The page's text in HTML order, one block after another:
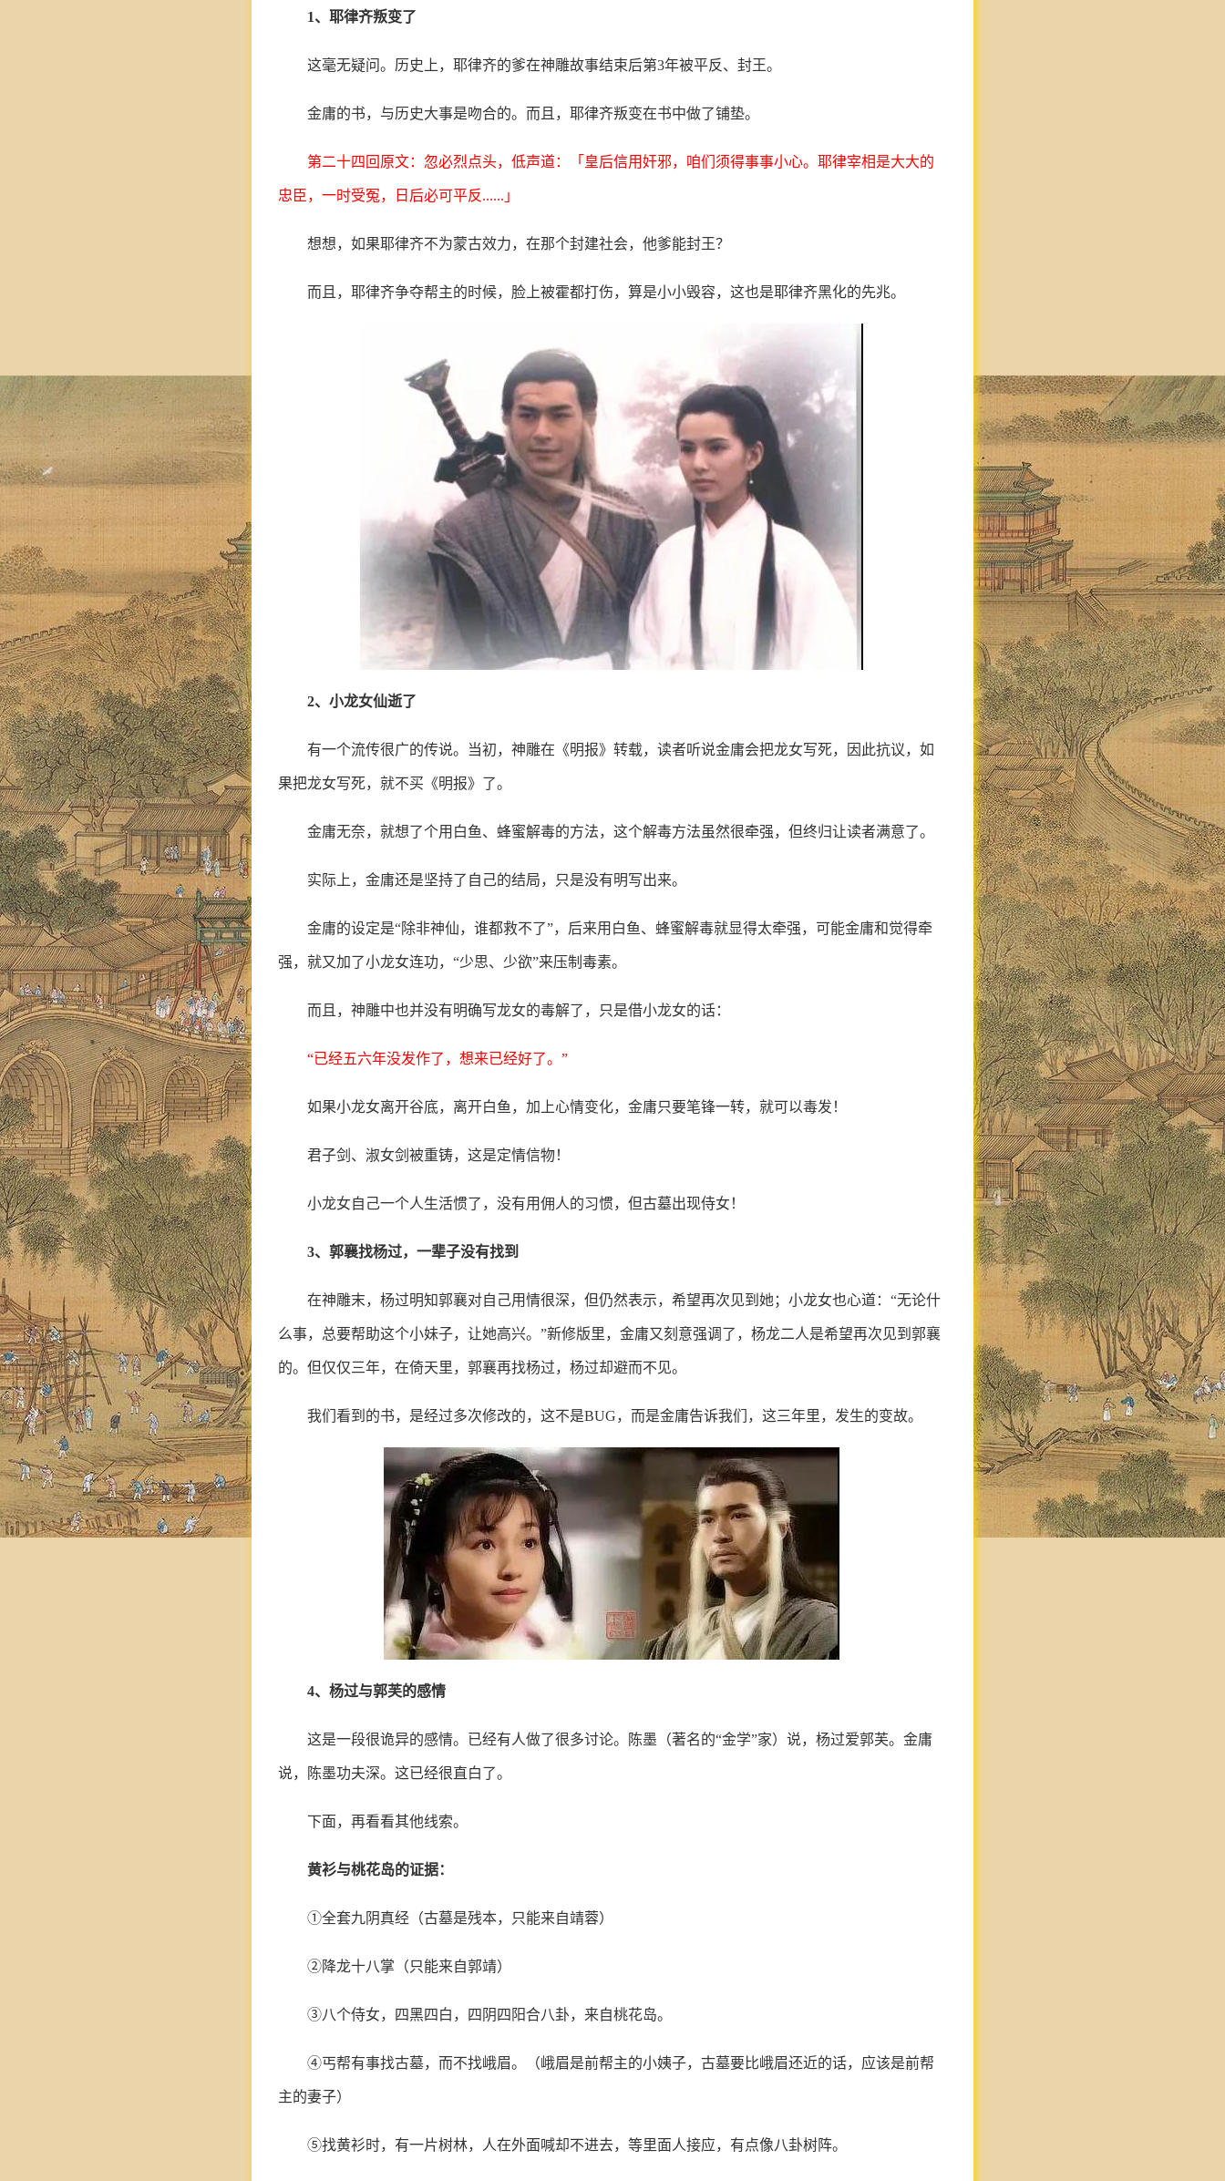
1、耶律齐叛变了
这毫无疑问。历史上，耶律齐的爹在神雕故事结束后第3年被平反、封王。
金庸的书，与历史大事是吻合的。而且，耶律齐叛变在书中做了铺垫。
第二十四回原文：忽必烈点头，低声道：「皇后信用奸邪，咱们须得事事小心。耶律宰相是大大的
忠臣，一时受冤，日后必可平反......」
想想，如果耶律齐不为蒙古效力，在那个封建社会，他爹能封王？
而且，耶律齐争夺帮主的时候，脸上被霍都打伤，算是小小毁容，这也是耶律齐黑化的先兆。
2、小龙女仙逝了
有一个流传很广的传说。当初，神雕在《明报》转载，读者听说金庸会把龙女写死，因此抗议，如
果把龙女写死，就不买《明报》了。
金庸无奈，就想了个用白鱼、蜂蜜解毒的方法，这个解毒方法虽然很牵强，但终归让读者满意了。
实际上，金庸还是坚持了自己的结局，只是没有明写出来。
金庸的设定是“除非神仙，谁都救不了”，后来用白鱼、蜂蜜解毒就显得太牵强，可能金庸和觉得牵
强，就又加了小龙女连功，“少思、少欲”来压制毒素。
而且，神雕中也并没有明确写龙女的毒解了，只是借小龙女的话：
“已经五六年没发作了，想来已经好了。”
如果小龙女离开谷底，离开白鱼，加上心情变化，金庸只要笔锋一转，就可以毒发！
君子剑、淑女剑被重铸，这是定情信物！
小龙女自己一个人生活惯了，没有用佣人的习惯，但古墓出现侍女！
3、郭襄找杨过，一辈子没有找到
在神雕末，杨过明知郭襄对自己用情很深，但仍然表示，希望再次见到她；小龙女也心道：“无论什
么事，总要帮助这个小妹子，让她高兴。”新修版里，金庸又刻意强调了，杨龙二人是希望再次见到郭襄
的。但仅仅三年，在倚天里，郭襄再找杨过，杨过却避而不见。
我们看到的书，是经过多次修改的，这不是BUG，而是金庸告诉我们，这三年里，发生的变故。
4、杨过与郭芙的感情
这是一段很诡异的感情。已经有人做了很多讨论。陈墨（著名的“金学”家）说，杨过爱郭芙。金庸
说，陈墨功夫深。这已经很直白了。
下面，再看看其他线索。
黄衫与桃花岛的证据：
①全套九阴真经（古墓是残本，只能来自靖蓉）
②降龙十八掌（只能来自郭靖）
③八个侍女，四黑四白，四阴四阳合八卦，来自桃花岛。
④丐帮有事找古墓，而不找峨眉。（峨眉是前帮主的小姨子，古墓要比峨眉还近的话，应该是前帮
主的妻子）
⑤找黄衫时，有一片树林，人在外面喊却不进去，等里面人接应，有点像八卦树阵。